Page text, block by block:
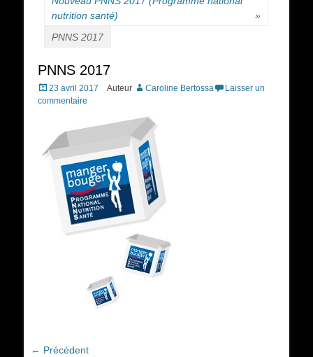
nutrition santé)
»
PNNS 2017
PNNS 2017
Posted
on
23 avril 2017 Auteur Caroline Bertossa
Laisser un
commentaire
Navigation
← Précédent